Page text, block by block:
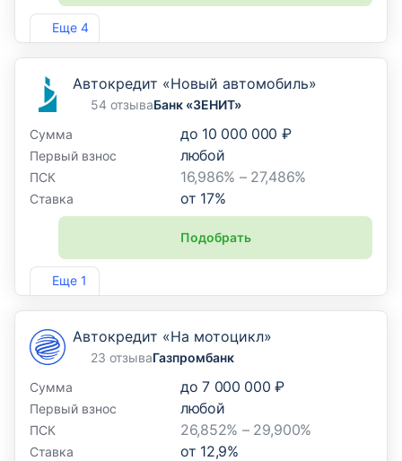
Еще 4
Лиц. №2307
Еще 1
Автокредит «Новый автомобиль»
54 отзываБанк «ЗЕНИТ»
Сумма
до 10 000 000 ₽
Первый взнос любой
ПСК 16,986% – 27,486%
Ставка от 17%
Подобрать
Лиц. №3255
Автокредит «На мотоцикл»
23 отзываГазпромбанк
Сумма
до 7 000 000 ₽
Первый взнос любой
ПСК 26,852% – 29,900%
Ставка от 12,9%